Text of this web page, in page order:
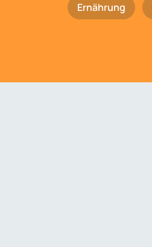
Ernährung